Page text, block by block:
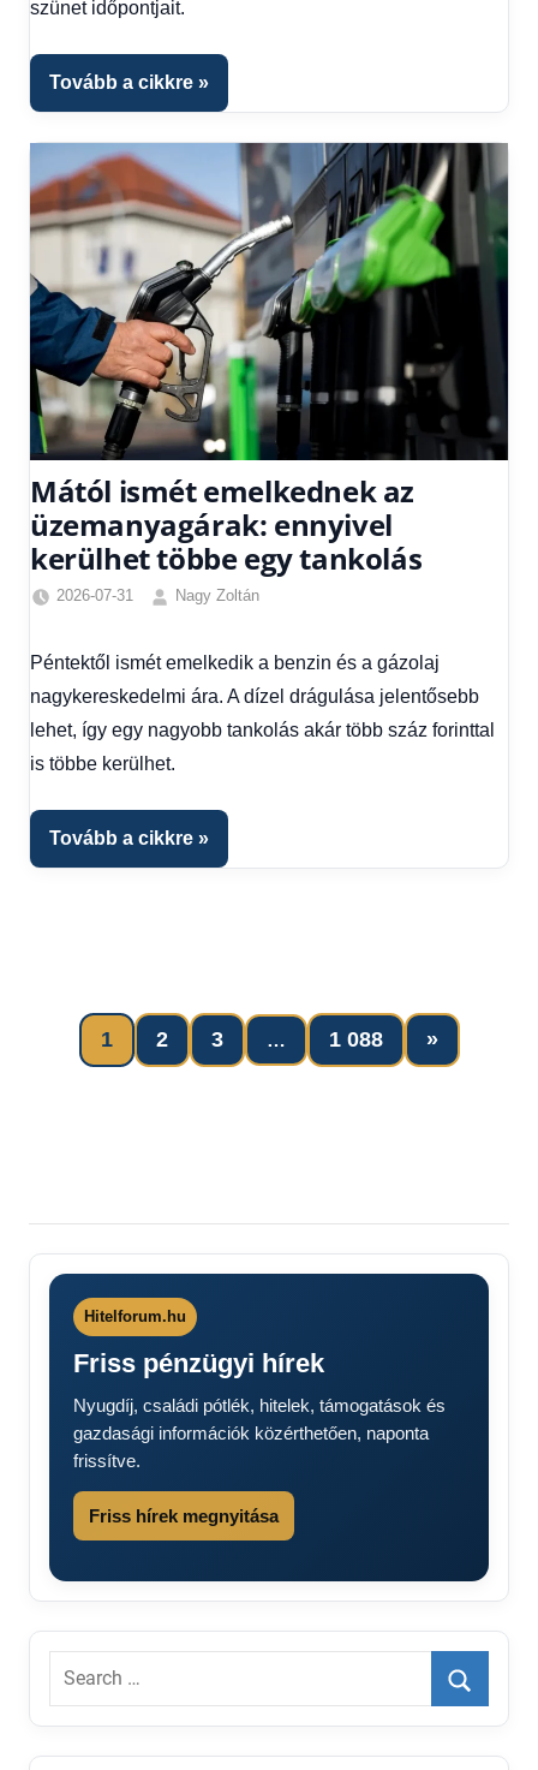
szünet időpontjait.
Tovább a cikkre
Mától ismét emelkednek az
üzemanyagárak: ennyivel
kerülhet többe egy tankolás
2026-07-31
Nagy Zoltán
Gazdaság,
Hírek,
Hírek
Péntektől ismét emelkedik a benzin és a gázolaj
nagykereskedelmi ára. A dízel drágulása jelentősebb
lehet, így egy nagyobb tankolás akár több száz forinttal
is többe kerülhet.
Tovább a cikkre
Bejegyzések
1 2 3 … 1 088
Next
Posts
»
Hitelforum.hu
Friss pénzügyi hírek
Nyugdíj, családi pótlék, hitelek, támogatások és
gazdasági információk közérthetően, naponta
frissítve.
Friss hírek megnyitása
Search
Search